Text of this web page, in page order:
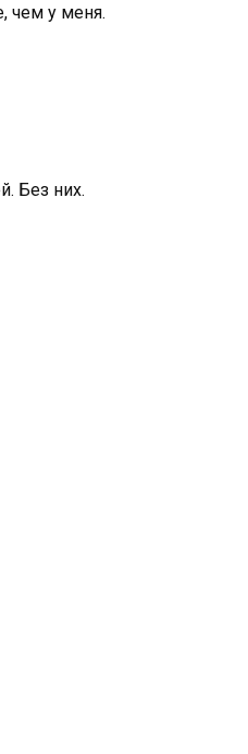
чем у меня.
Без них.